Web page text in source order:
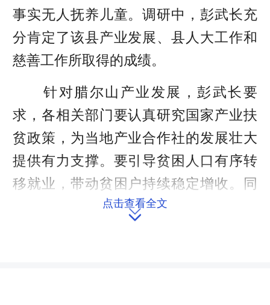
事实无人抚养儿童。调研中，彭武长充
分肯定了该县产业发展、县人大工作和
慈善工作所取得的成绩。
针对腊尔山产业发展，彭武长要
求，各相关部门要认真研究国家产业扶
贫政策，为当地产业合作社的发展壮大
提供有力支撑。要引导贫困人口有序转
移就业，带动贫困户持续稳定增收。同
时，民营企业要聚焦主业谋发展，按照
点击查看全文
